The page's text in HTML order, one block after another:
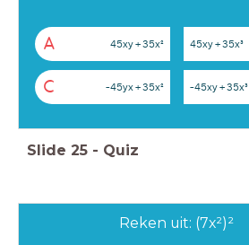
A 45xy + 35x² 45xy + 35x³
C -45yx + 35x² -45xy + 35x³
Slide 25 - Quiz
Reken uit: (7x²)²